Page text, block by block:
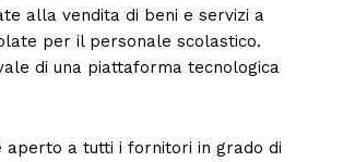
alla vendita di beni e servizi a
per il personale scolastico.
di una piattaforma tecnologica
aperto a tutti i fornitori in grado di